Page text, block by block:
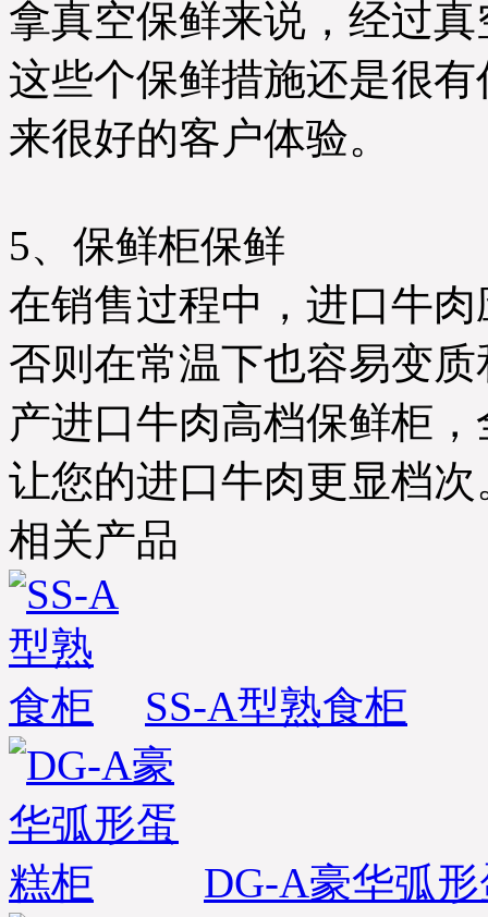
拿真空保鲜来说，经过
这些个保鲜措施还是很
来很好的客户体验。
5、保鲜柜保鲜
在销售过程中，进口牛
否则在常温下也容易变
产进口牛肉高档保鲜柜
让您的进口牛肉更显档次
相关产品
SS-A型熟食柜
DG-A豪华弧